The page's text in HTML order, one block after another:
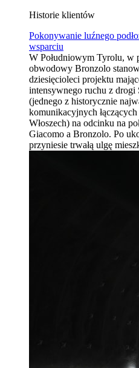
Historie klientów
Pokonywanie luźnego
wsparciu
W Południowym Tyrolu, w
obwodowy Bronzolo
dziesięcioleci projektu
intensywnego ruchu z drogi
(jednego z historycznie
komunikacyjnych
Włoszech) na odcinku na
Giacomo a Bronzolo. Po
przyniesie trwałą ulgę